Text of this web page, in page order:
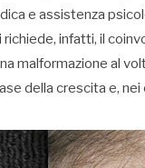
e assistenza
infatti, il
malformazione al
della crescita e,